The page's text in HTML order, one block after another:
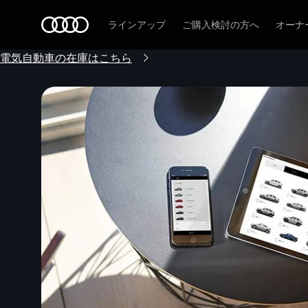
ラインアップ ご購入検討の方へ オーナ
電気自動車の在庫はこちら